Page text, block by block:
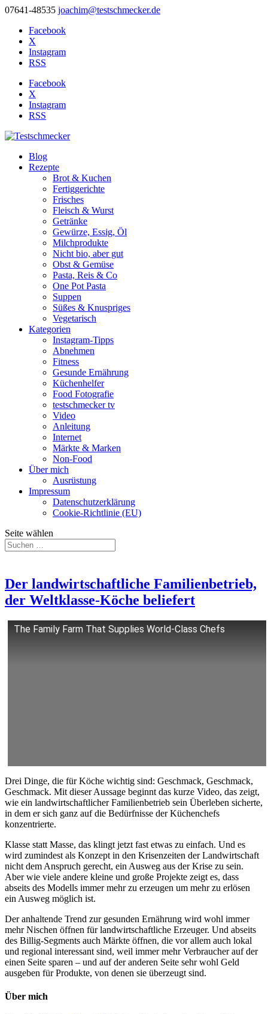
07641-48535 joachim@testschmecker.de
Facebook
X
Instagram
RSS
Facebook
X
Instagram
RSS
Blog
Rezepte
Brot & Kuchen
Fertiggerichte
Frisches
Fleisch & Wurst
Getränke
Gewürze, Essig, Öl
Milchprodukte
Nicht bio, aber gut
Obst & Gemüse
Pasta, Reis & Co
One Pot Pasta
Suppen
Süßes & Knuspriges
Vegetarisch
Kategorien
Instagram-Tipps
Abnehmen
Fitness
Gesunde Ernährung
Küchenhelfer
Food Fotografie
testschmecker tv
Video
Anleitung
Internet
Märkte & Marken
Non-Food
Über mich
Ausrüstung
Impressum
Datenschutzerklärung
Cookie-Richtlinie (EU)
Seite wählen
Der landwirtschaftliche Familienbetrieb,
der Weltklasse-Köche beliefert
The Family Farm That Supplies World-Class Chefs
Drei Dinge, die für Köche wichtig sind: Geschmack, Geschmack,
Geschmack. Mit dieser Aussage beginnt das kurze Video, das zeigt,
wie ein landwirtschaftlicher Familienbetrieb sein Überleben sicherte,
in dem er sich ganz auf die Bedürfnisse der Küchenchefs
konzentrierte.
Klasse statt Masse, das klingt jetzt fast etwas zu einfach. Und es
wird zumindest als Konzept in den Krisenzeiten der Landwirtschaft
nicht dem Anspruch gerecht, ein Ausweg aus der Krise zu sein.
Aber wie viele andere kleine und große Projekte zeigt es, dass
abseits des Modells immer mehr zu erzeugen um mehr zu erlösen
ein Ausweg möglich ist.
Der anhaltende Trend zur gesunden Ernährung wird wohl immer
mehr Nischen öffnen für landwirtschaftliche Erzeuger. Und abseits
des Billig-Segments auch Märkte öffnen, die vor allem auch lokal
und regional interessant sind, weil immer mehr Verbraucher auf der
einen Seite sparen – und auf der anderen Seite sehr wohl Geld
ausgeben für Produkte, von denen sie überzeugt sind.
Über mich